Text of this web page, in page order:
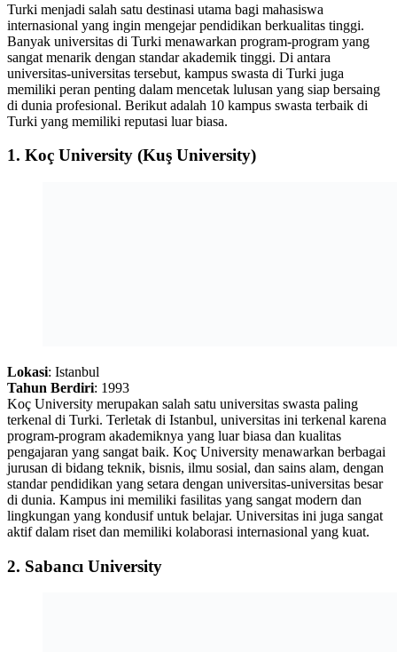
Turki menjadi salah satu destinasi utama bagi mahasiswa
internasional yang ingin mengejar pendidikan berkualitas tinggi.
Banyak universitas di Turki menawarkan program-program yang
sangat menarik dengan standar akademik tinggi. Di antara
universitas-universitas tersebut, kampus swasta di Turki juga
memiliki peran penting dalam mencetak lulusan yang siap bersaing
di dunia profesional. Berikut adalah 10 kampus swasta terbaik di
Turki yang memiliki reputasi luar biasa.
1. Koç University (Kuş University)
Lokasi: Istanbul
Tahun Berdiri: 1993
Koç University merupakan salah satu universitas swasta paling
terkenal di Turki. Terletak di Istanbul, universitas ini terkenal karena
program-program akademiknya yang luar biasa dan kualitas
pengajaran yang sangat baik. Koç University menawarkan berbagai
jurusan di bidang teknik, bisnis, ilmu sosial, dan sains alam, dengan
standar pendidikan yang setara dengan universitas-universitas besar
di dunia. Kampus ini memiliki fasilitas yang sangat modern dan
lingkungan yang kondusif untuk belajar. Universitas ini juga sangat
aktif dalam riset dan memiliki kolaborasi internasional yang kuat.
2. Sabancı University